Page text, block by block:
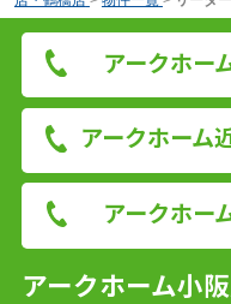
アークホー
アークホーム
アークホー
アークホーム小